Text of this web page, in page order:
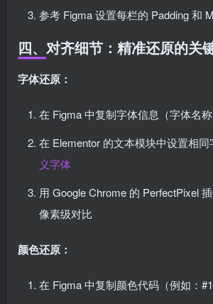
参考 Figma 设置每栏的 Padding 和
四、对齐细节：精准还原的关
字体还原：
在 Figma 中复制字体信息（字体名称
在 Elementor 的文本模块中设置相
义字体
用 Google Chrome 的 PerfectPixel
像素级对比
颜色还原：
在 Figma 中复制颜色代码（例如：